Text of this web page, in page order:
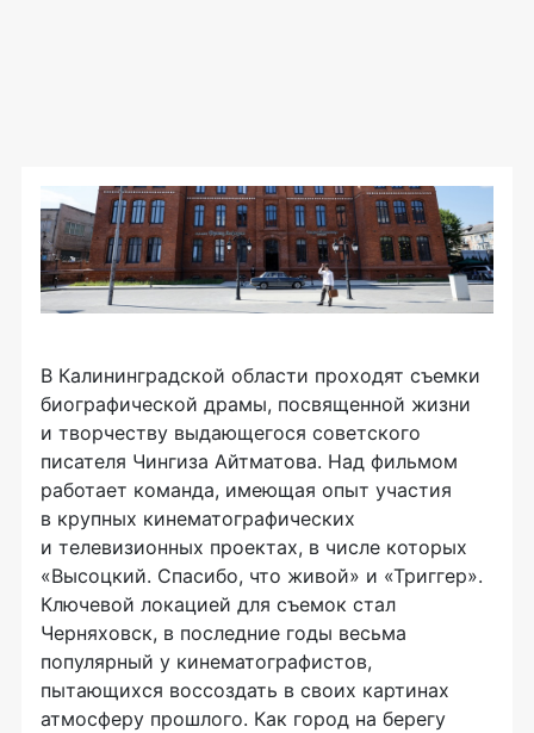
В Калининградской области проходят съемки
биографической драмы, посвященной жизни
и творчеству выдающегося советского
писателя Чингиза Айтматова. Над фильмом
работает команда, имеющая опыт участия
в крупных кинематографических
и телевизионных проектах, в числе которых
«Высоцкий. Спасибо, что живой» и «Триггер».
Ключевой локацией для съемок стал
Черняховск, в последние годы весьма
популярный у кинематографистов,
пытающихся воссоздать в своих картинах
атмосферу прошлого. Как город на берегу